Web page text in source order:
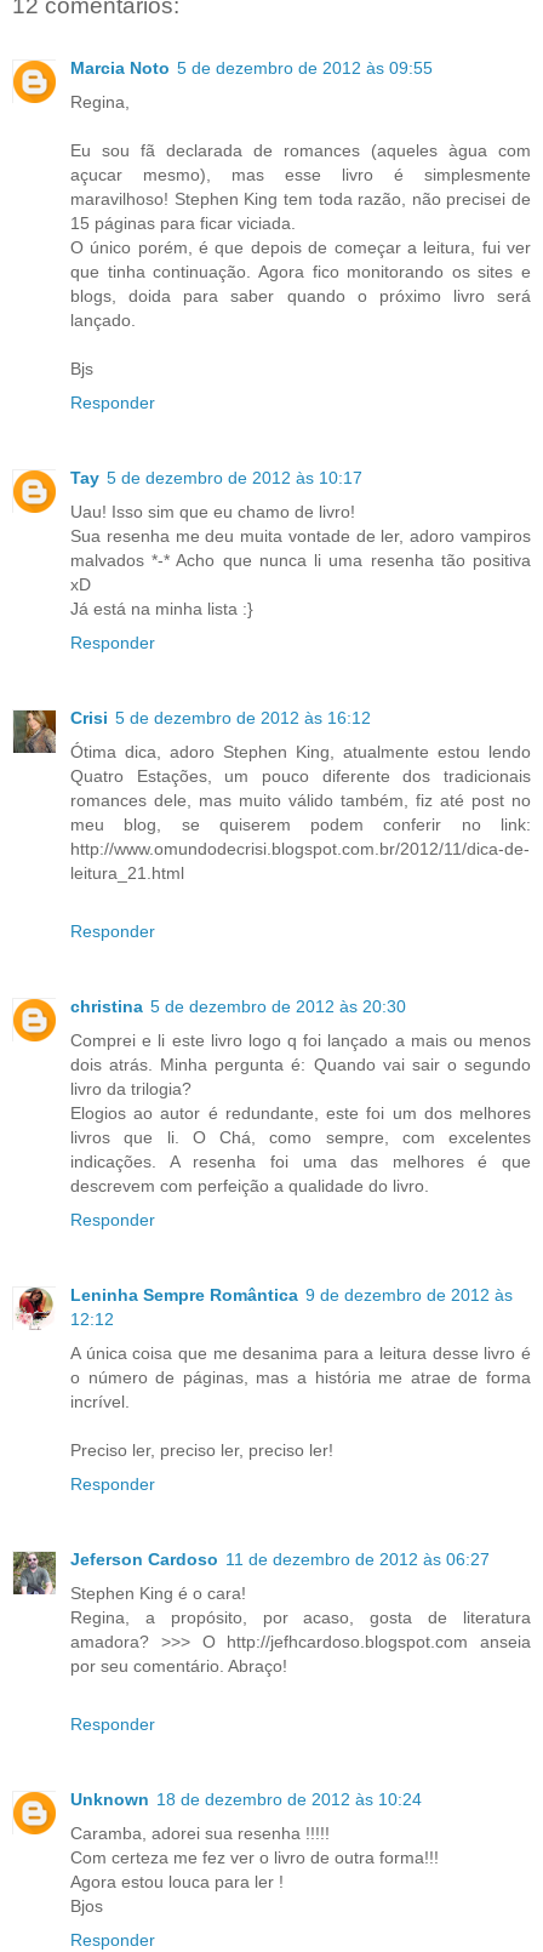
12 comentários:
Marcia Noto 5 de dezembro de 2012 às 09:55
Regina,
Eu sou fã declarada de romances (aqueles àgua com
açucar mesmo), mas esse livro é simplesmente
maravilhoso! Stephen King tem toda razão, não precisei de
15 páginas para ficar viciada.
O único porém, é que depois de começar a leitura, fui ver
que tinha continuação. Agora fico monitorando os sites e
blogs, doida para saber quando o próximo livro será
lançado.
Bjs
Responder
Tay 5 de dezembro de 2012 às 10:17
Uau! Isso sim que eu chamo de livro!
Sua resenha me deu muita vontade de ler, adoro vampiros
malvados *-* Acho que nunca li uma resenha tão positiva
xD
Já está na minha lista :}
Responder
Crisi 5 de dezembro de 2012 às 16:12
Ótima dica, adoro Stephen King, atualmente estou lendo
Quatro Estações, um pouco diferente dos tradicionais
romances dele, mas muito válido também, fiz até post no
meu blog, se quiserem podem conferir no link:
http://www.omundodecrisi.blogspot.com.br/2012/11/dica-de-
leitura_21.html
Responder
christina 5 de dezembro de 2012 às 20:30
Comprei e li este livro logo q foi lançado a mais ou menos
dois atrás. Minha pergunta é: Quando vai sair o segundo
livro da trilogia?
Elogios ao autor é redundante, este foi um dos melhores
livros que li. O Chá, como sempre, com excelentes
indicações. A resenha foi uma das melhores é que
descrevem com perfeição a qualidade do livro.
Responder
Leninha Sempre Romântica 9 de dezembro de 2012 às
12:12
A única coisa que me desanima para a leitura desse livro é
o número de páginas, mas a história me atrae de forma
incrível.
Preciso ler, preciso ler, preciso ler!
Responder
Jeferson Cardoso 11 de dezembro de 2012 às 06:27
Stephen King é o cara!
Regina, a propósito, por acaso, gosta de literatura
amadora? >>> O http://jefhcardoso.blogspot.com anseia
por seu comentário. Abraço!
Responder
Unknown 18 de dezembro de 2012 às 10:24
Caramba, adorei sua resenha !!!!!
Com certeza me fez ver o livro de outra forma!!!
Agora estou louca para ler !
Bjos
Responder